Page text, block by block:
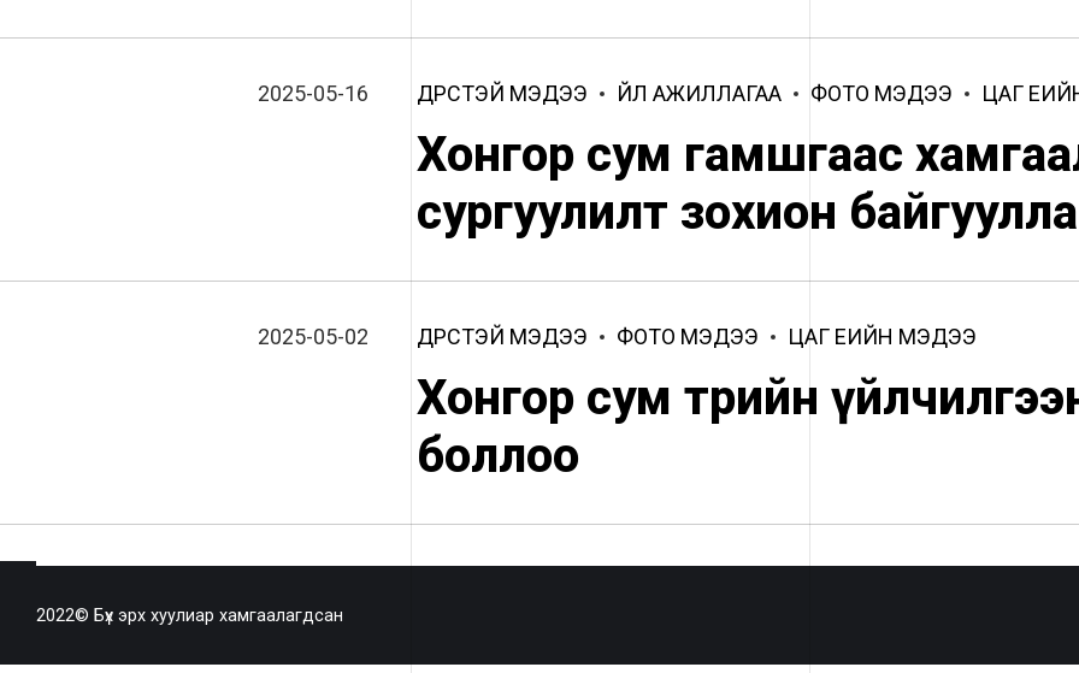
2025-05-16 ДҮРСТЭЙ МЭДЭЭ ҮЙЛ АЖИЛЛАГАА ФОТО МЭДЭЭ ЦАГ
Хонгор сум гамшгаас
сургуулилт зохион
2025-05-02 ДҮРСТЭЙ МЭДЭЭ ФОТО МЭДЭЭ ЦАГ ҮЕИЙН МЭДЭЭ
Хонгор сум төрийн
боллоо
2022© Бүх эрх хуулиар хамгаалагдсан